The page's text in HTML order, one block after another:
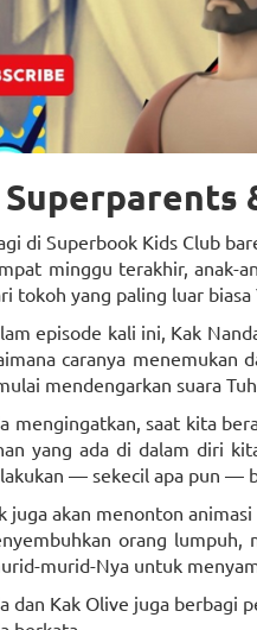
di Superbook Kids Club
minggu terakhir, anak-
tokoh yang paling luar biasa
episode kali ini, Kak
caranya menemukan
mendengarkan suara
mengingatkan, saat kita
yang ada di dalam diri
— sekecil apa pun —
juga akan menonton
orang
murid-Nya untuk
dan Kak Olive juga berbagi